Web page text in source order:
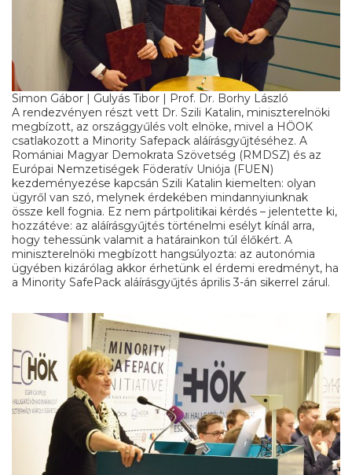
Simon Gábor | Gulyás Tibor | Prof. Dr. Borhy László
A rendezvényen részt vett Dr. Szili Katalin, miniszterelnöki
megbízott, az országgyűlés volt elnöke, mivel a HÖOK
csatlakozott a Minority Safepack aláírásgyűjtéséhez. A
Romániai Magyar Demokrata Szövetség (RMDSZ) és az
Európai Nemzetiségek Föderatív Uniója (FUEN)
kezdeményezése kapcsán Szili Katalin kiemelten: olyan
ügyről van szó, melynek érdekében mindannyiunknak
össze kell fognia. Ez nem pártpolitikai kérdés – jelentette ki,
hozzátéve: az aláírásgyűjtés történelmi esélyt kínál arra,
hogy tehessünk valamit a határainkon túl élőkért. A
miniszterelnöki megbízott hangsúlyozta: az autonómia
ügyében kizárólag akkor érhetünk el érdemi eredményt, ha
a Minority SafePack aláírásgyűjtés április 3-án sikerrel zárul.